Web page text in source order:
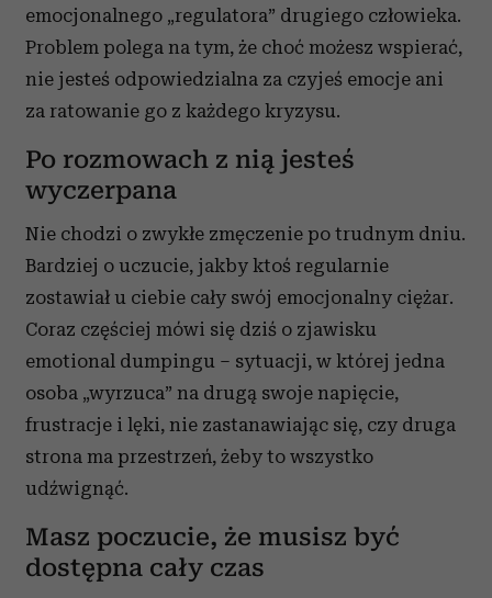
emocjonalnego „regulatora” drugiego człowieka.
Problem polega na tym, że choć możesz wspierać,
nie jesteś odpowiedzialna za czyjeś emocje ani
za ratowanie go z każdego kryzysu.
Po rozmowach z nią jesteś
wyczerpana
Nie chodzi o zwykłe zmęczenie po trudnym dniu.
Bardziej o uczucie, jakby ktoś regularnie
zostawiał u ciebie cały swój emocjonalny ciężar.
Coraz częściej mówi się dziś o zjawisku
emotional dumpingu – sytuacji, w której jedna
osoba „wyrzuca” na drugą swoje napięcie,
frustracje i lęki, nie zastanawiając się, czy druga
strona ma przestrzeń, żeby to wszystko
udźwignąć.
Masz poczucie, że musisz być
dostępna cały czas